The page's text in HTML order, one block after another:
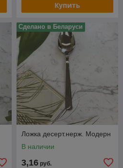
Купить
Сделано в Беларуси
Ложка десерт.нерж. Модерн
В наличии
3,16 руб.